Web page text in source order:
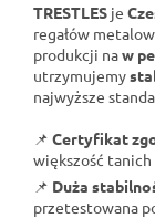
TRESTLES je
regałów
produkcji naw
utrzymujemy
najwyższe
📌 Certyfikat
większość tanich
📌 Duża
przetestowana